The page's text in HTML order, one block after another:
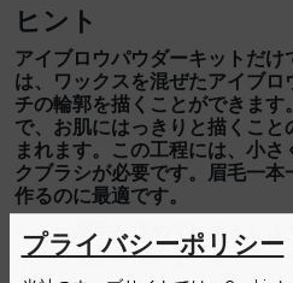
ヒント
アイブロウパウダーキットだ
は、ワックスを混ぜたアイブ
チの輪郭を描くことができます
で、お肌にはっきりと描くこ
まれます。この工程には、小
クブラシが必要です。眉毛一
作るのに最適です。
4. では
眉毛を埋めていきましょう
用して眉尻を埋めましょう。パ
プライバシーポリシー